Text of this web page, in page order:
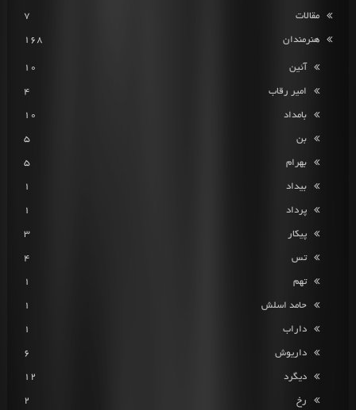
مقالات 7
هنرمندان 168
آئین 10
امیر رقاب 4
بامداد 10
بن 5
بهرام 5
بیداد 1
پرداد 1
پیکار 3
تس 4
تهم 1
حامد اسلش 1
داراب 1
داریوش 6
دیگرد 12
رخ 2